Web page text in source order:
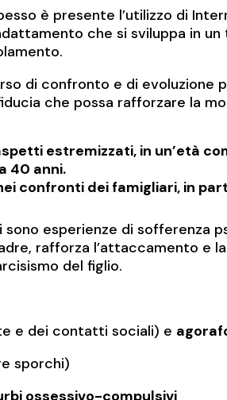
è presente l’utilizzo di
che si sviluppa in
di confronto e di evoluzione
che possa rafforzare la
estremizzati, in un’età
40 anni.
confronti dei famigliari, in
esperienze di sofferenza
rafforza l’attaccamento e
del figlio.
e dei contatti sociali) e
sporchi)
ossessivo-compulsivi